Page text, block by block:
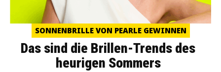
SONNENBRILLE VON PEARLE GEWINNEN
Das sind die Brillen-Trends des
heurigen Sommers